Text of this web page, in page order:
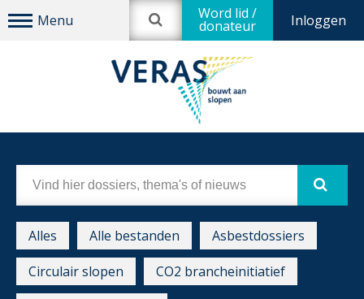
Inloggen
Word lid /
donateur
Alles Alle bestanden
Asbestdossiers
Circulair slopen
CO2 brancheinitiatief